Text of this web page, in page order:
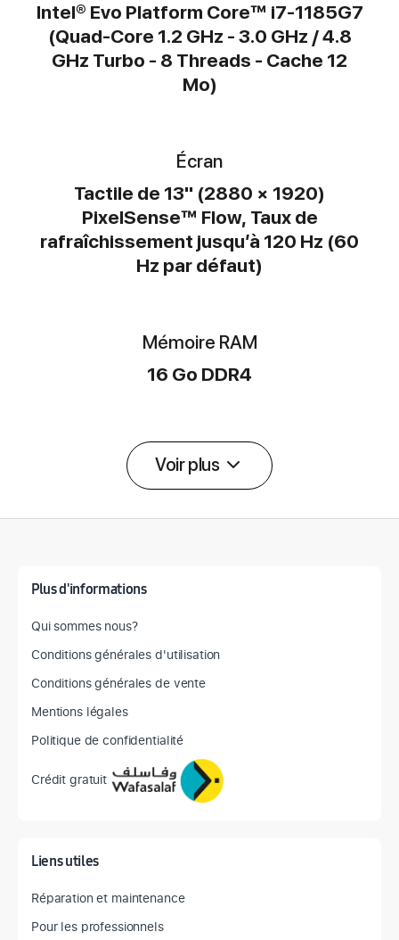
Intel® Evo Platform Core™ i7-1185G7
(Quad-Core 1.2 GHz - 3.0 GHz / 4.8
GHz Turbo - 8 Threads - Cache 12
Mo)
Écran
Tactile de 13" (2880 × 1920)
PixelSense™ Flow, Taux de
rafraîchissement jusqu’à 120 Hz (60
Hz par défaut)
Mémoire RAM
16 Go DDR4
Voir plus
Plus d'informations
Qui sommes nous?
Conditions générales d'utilisation
Conditions générales de vente
Mentions légales
Politique de confidentialité
Crédit gratuit
Liens utiles
Réparation et maintenance
Pour les professionnels